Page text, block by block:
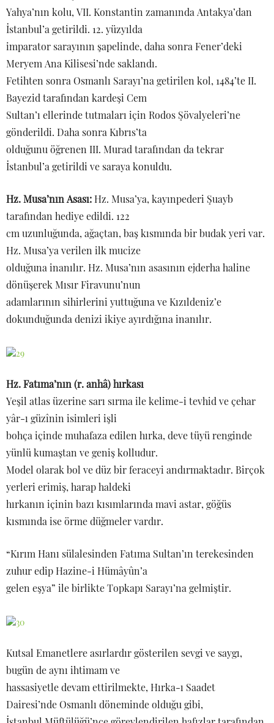
Yahya’nın kolu, VII. Konstantin zamanında Antakya’dan
İstanbul’a getirildi. 12. yüzyılda
imparator sarayının şapelinde, daha sonra Fener’deki
Meryem Ana Kilisesi’nde saklandı.
Fetihten sonra Osmanlı Sarayı’na getirilen kol, 1484’te II.
Bayezid tarafından kardeşi Cem
Sultan’ı ellerinde tutmaları için Rodos Şövalyeleri’ne
gönderildi. Daha sonra Kıbrıs’ta
olduğunu öğrenen III. Murad tarafından da tekrar
İstanbul’a getirildi ve saraya konuldu.
Hz. Musa’nın Asası:Hz. Musa’ya, kayınpederi Şuayb
tarafından hediye edildi. 122
cm uzunluğunda, ağaçtan, baş kısmında bir budak yeri var.
Hz. Musa’ya verilen ilk mucize
olduğuna inanılır. Hz. Musa’nın asasının ejderha haline
dönüşerek Mısır Firavunu’nun
adamlarının sihirlerini yuttuğuna ve Kızıldeniz’e
dokunduğunda denizi ikiye ayırdığına inanılır.
Hz. Fatıma’nın (r. anhâ) hırkası
Yeşil atlas üzerine sarı sırma ile kelime-i tevhid ve çehar
yâr-ı güzînin isimleri işli
bohça içinde muhafaza edilen hırka, deve tüyü renginde
yünlü kumaştan ve geniş kolludur.
Model olarak bol ve düz bir feraceyi andırmaktadır. Birçok
yerleri erimiş, harap haldeki
hırkanın içinin bazı kısımlarında mavi astar, göğüs
kısmında ise örme düğmeler vardır.
“Kırım Hanı sülalesinden Fatıma Sultan’ın terekesinden
zuhur edip Hazine-i Hümâyûn’a
gelen eşya” ile birlikte Topkapı Sarayı’na gelmiştir.
Kutsal Emanetlere asırlardır gösterilen sevgi ve saygı,
bugün de aynı ihtimam ve
hassasiyetle devam ettirilmekte, Hırka-ı Saadet
Dairesi’nde Osmanlı döneminde olduğu gibi,